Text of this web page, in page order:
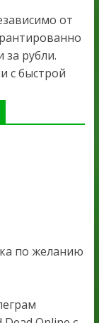
от
за рубли.
с быстрой
по желанию